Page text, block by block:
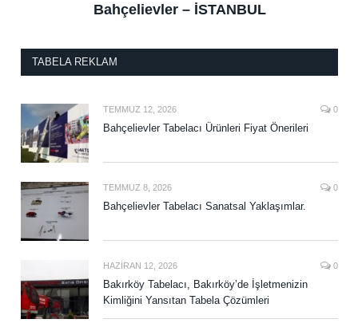
Bahçelievler – İSTANBUL
TABELA REKLAM
TEMMUZ 12, 2026 0
Bahçelievler Tabelacı Ürünleri Fiyat Önerileri
TEMMUZ 8, 2026 0
Bahçelievler Tabelacı Sanatsal Yaklaşımlar.
HAZIRAN 12, 2026 0
Bakırköy Tabelacı, Bakırköy’de İşletmenizin
Kimliğini Yansıtan Tabela Çözümleri